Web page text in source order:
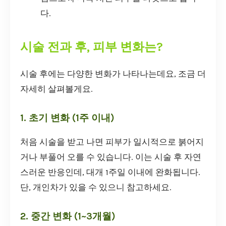
다.
시술 전과 후, 피부 변화는?
시술 후에는 다양한 변화가 나타나는데요, 조금 더
자세히 살펴볼게요.
1. 초기 변화 (1주 이내)
처음 시술을 받고 나면 피부가 일시적으로 붉어지
거나 부풀어 오를 수 있습니다. 이는 시술 후 자연
스러운 반응인데, 대개 1주일 이내에 완화됩니다.
단, 개인차가 있을 수 있으니 참고하세요.
2. 중간 변화 (1~3개월)